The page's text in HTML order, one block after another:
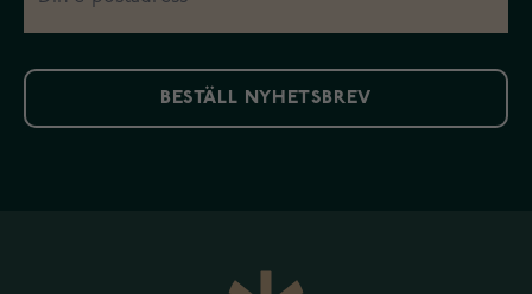
BESTÄLL NYHETSBREV